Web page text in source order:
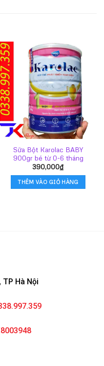
Sữa Bột Karolac BABY
900gr bé từ 0-6 tháng
390,000₫
THÊM VÀO GIỎ HÀNG
Hà Nội